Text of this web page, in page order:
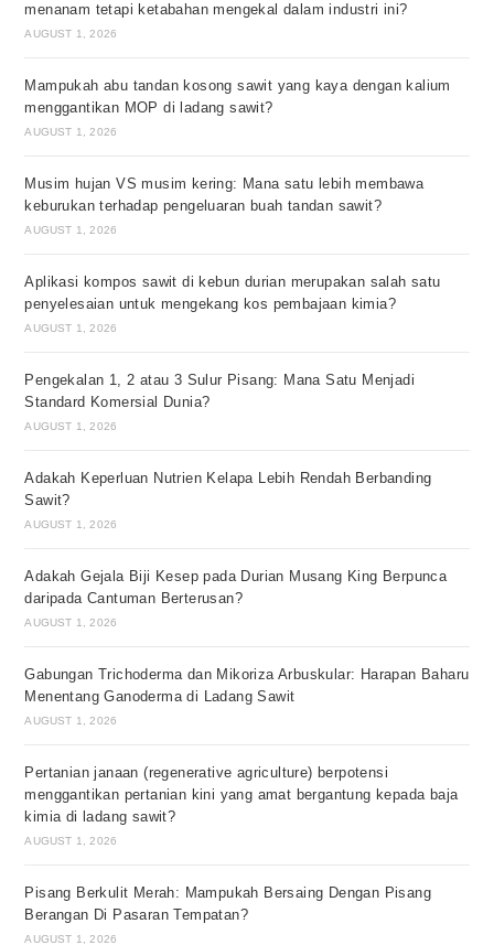
menanam tetapi ketabahan mengekal dalam industri ini?
AUGUST 1, 2026
Mampukah abu tandan kosong sawit yang kaya dengan kalium
menggantikan MOP di ladang sawit?
AUGUST 1, 2026
Musim hujan VS musim kering: Mana satu lebih membawa
keburukan terhadap pengeluaran buah tandan sawit?
AUGUST 1, 2026
Aplikasi kompos sawit di kebun durian merupakan salah satu
penyelesaian untuk mengekang kos pembajaan kimia?
AUGUST 1, 2026
Pengekalan 1, 2 atau 3 Sulur Pisang: Mana Satu Menjadi
Standard Komersial Dunia?
AUGUST 1, 2026
Adakah Keperluan Nutrien Kelapa Lebih Rendah Berbanding
Sawit?
AUGUST 1, 2026
Adakah Gejala Biji Kesep pada Durian Musang King Berpunca
daripada Cantuman Berterusan?
AUGUST 1, 2026
Gabungan Trichoderma dan Mikoriza Arbuskular: Harapan Baharu
Menentang Ganoderma di Ladang Sawit
AUGUST 1, 2026
Pertanian janaan (regenerative agriculture) berpotensi
menggantikan pertanian kini yang amat bergantung kepada baja
kimia di ladang sawit?
AUGUST 1, 2026
Pisang Berkulit Merah: Mampukah Bersaing Dengan Pisang
Berangan Di Pasaran Tempatan?
AUGUST 1, 2026